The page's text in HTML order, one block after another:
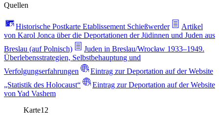
Quellen
Historische Postkarte Etablissement Schießwerder
Artikel
von Karol Jonca über die Deportationen der Jüdinnen und Juden aus
Breslau (auf Polnisch)
Juden in Breslau/Wrocław 1933–1949.
Überlebensstrategien, Selbstbehauptung und
Verfolgungserfahrungen
Eintrag zur Deportation auf der Website
„Statistik des Holocaust“
Eintrag zur Deportation auf der Website
von Yad Vashem
Karte12